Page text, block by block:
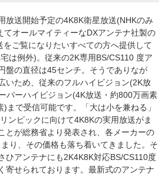
放送開始予定の4K8K衛星放送(NHKのみ
てオールマイティーなDXアンテナ社製の
をご覧になりたいすべての方へ提供して
は例外)。従来の2K専用BS/CS110 度ア
盤の直径は45センチ。そうでありなが
いため、従来のフルハイビジョン(2K放
パーハイビジョン(4K放送・約800万画素
まで受信可能です。「大は小を兼ねる」
ンピックに向けて4K8Kの実用放送がま
とが総務省より発表され、各メーカーの
り、その価格も落ち着いてきました。そ
ひアンテナにも2K4K8K対応BS/CS110度
寄せられております。最新式のアンテナ